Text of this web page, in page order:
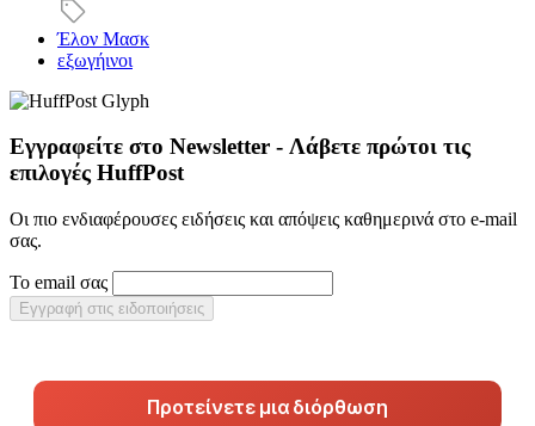
Έλον Μασκ
εξωγήινοι
Εγγραφείτε στο Newsletter - Λάβετε πρώτοι τις
επιλογές HuffPost
Οι πιο ενδιαφέρουσες ειδήσεις και απόψεις καθημερινά στο e-mail
σας.
Το email σας
Εγγραφή στις ειδοποιήσεις
Προτείνετε μια διόρθωση